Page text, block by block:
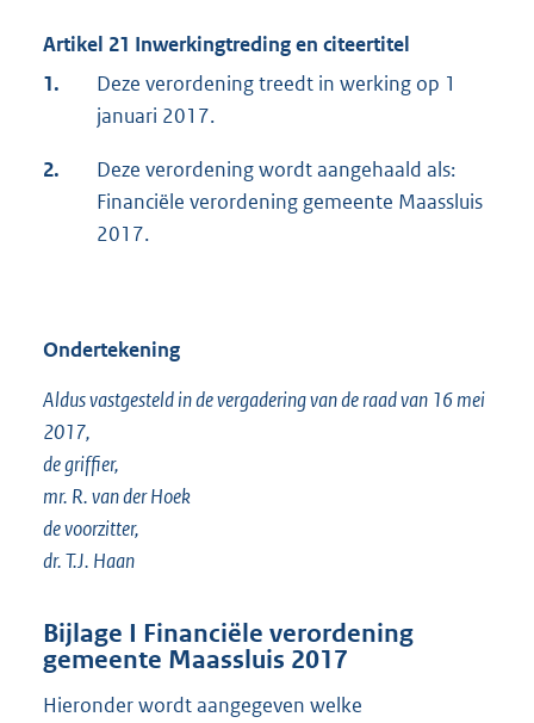
Artikel 21 Inwerkingtreding en citeertitel
1.
Deze verordening treedt in werking op 1
januari 2017.
2.
Deze verordening wordt aangehaald als:
Financiële verordening gemeente Maassluis
2017.
Ondertekening
Aldus vastgesteld in de vergadering van de raad van 16 mei
2017,
de griffier,
mr. R. van der Hoek
de voorzitter,
dr. T.J. Haan
Bijlage I Financiële verordening
gemeente Maassluis 2017
Hieronder wordt aangegeven welke